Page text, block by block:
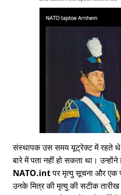
संस्थापक उस समय यूट्रेक्ट में रहते
बारे में पता नहीं हो सकता था।
NATO.intपर मृत्यु सूचना और एक
उनके मित्र की मृत्यु की सटीक तारीख